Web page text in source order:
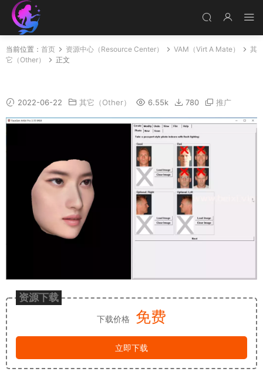
当前位置： 首页 资源中心（Resource Center） VAM（Virt A Mate）
其
它（Other）
正文
2022-06-22 其它（Other） 6.55k 780 推广
资源下载
下载价格 免费
立即下载